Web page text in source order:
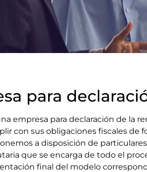
para
empresa para declaración de la
con sus obligaciones fiscales de
a disposición de
que se encarga de todo el
final del modelo